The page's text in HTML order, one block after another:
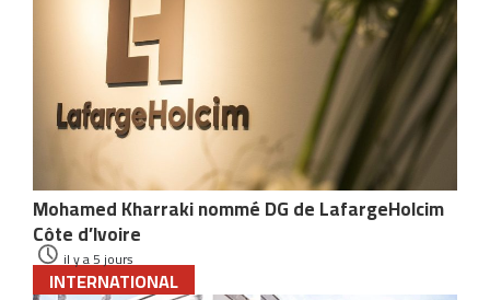
Mohamed Kharraki nommé DG de LafargeHolcim
Côte d’Ivoire
il y a 5 jours
INTERNATIONAL